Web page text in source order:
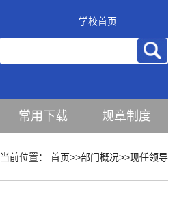
学校首页
常用下载 规章制度
当前位置： 首页>>部门概况>>现任领导